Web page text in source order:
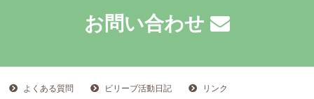
お問い合わせ
よくある質問 ビリーブ活動日記 リンク